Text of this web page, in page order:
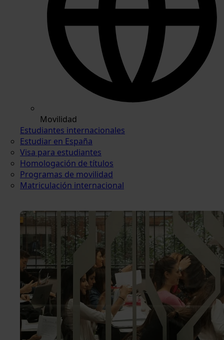
Movilidad
Estudiantes internacionales
Estudiar en España
Visa para estudiantes
Homologación de títulos
Programas de movilidad
Matriculación internacional